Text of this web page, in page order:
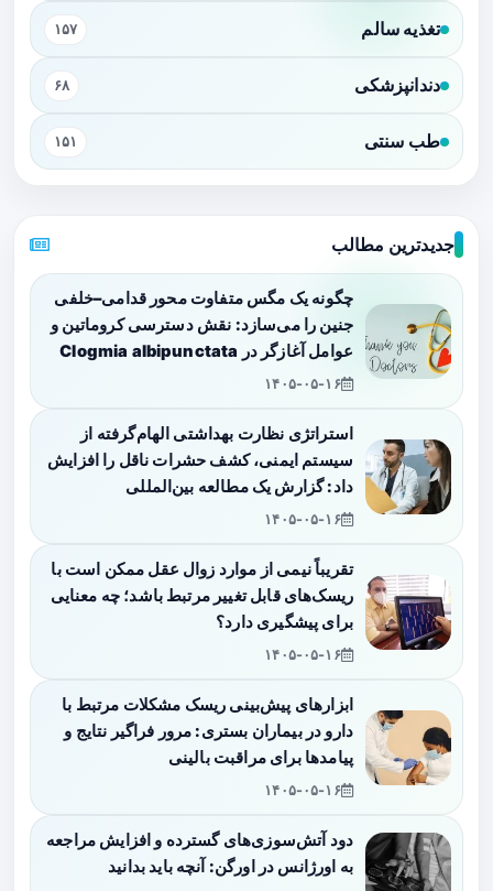
تغذیه سالم ۱۵۷
دندانپزشکی ۶۸
طب سنتی ۱۵۱
جدیدترین مطالب
چگونه یک مگس متفاوت محور قدامی–خلفی
جنین را می‌سازد: نقش دسترسی کروماتین و
عوامل آغازگر در Clogmia albipunctata
۱۴۰۵-۰۵-۱۶
استراتژی نظارت بهداشتی الهام‌گرفته از
سیستم ایمنی، کشف حشرات ناقل را افزایش
داد: گزارش یک مطالعه بین‌المللی
۱۴۰۵-۰۵-۱۶
تقریباً نیمی از موارد زوال عقل ممکن است با
ریسک‌های قابل تغییر مرتبط باشد؛ چه معنایی
برای پیشگیری دارد؟
۱۴۰۵-۰۵-۱۶
ابزارهای پیش‌بینی ریسک مشکلات مرتبط با
دارو در بیماران بستری: مرور فراگیر نتایج و
پیامدها برای مراقبت بالینی
۱۴۰۵-۰۵-۱۶
دود آتش‌سوزی‌های گسترده و افزایش مراجعه
به اورژانس در اورگن: آنچه باید بدانید